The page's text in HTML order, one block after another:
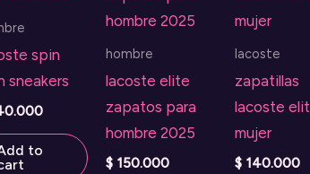
spin
sneakers
to
hombre
lacoste elite
zapatos para
hombre 2025
$ 150.000
lacoste
zapatillas
lacoste
mujer
$140.000